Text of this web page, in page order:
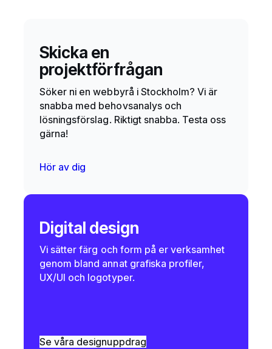
Skicka en
projektförfrågan
Söker ni en webbyrå i Stockholm? Vi är
snabba med behovsanalys och
lösningsförslag. Riktigt snabba. Testa oss
gärna!
Hör av dig
Digital design
Vi sätter färg och form på er verksamhet
genom bland annat grafiska profiler,
UX/UI och logotyper.
Se våra designuppdrag